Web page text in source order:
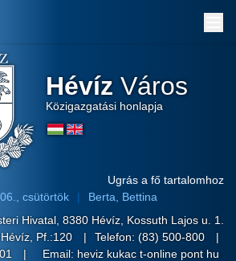
Hévíz Város
Közigazgatási honlapja
Ugrás a fő tartalomhoz
csütörtök
Berta, Bettina
Hivatal, 8380 Hévíz, Kossuth Lajos u. 1.
Pf.:120
Telefon: (83) 500-800
Email: heviz kukac t-online pont hu